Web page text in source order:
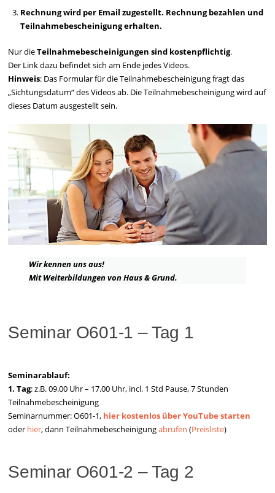
Rechnung wird per Email zugestellt. Rechnung bezahlen und
Teilnahmebescheinigung erhalten.
Nur dieTeilnahmebescheinigungen sind kostenpflichtig.
Der Link dazu befindet sich am Ende jedes Videos.
Hinweis: Das Formular für die Teilnahmebescheinigung fragt das
„Sichtungsdatum“ des Videos ab. Die Teilnahmebescheinigung wird auf
dieses Datum ausgestellt sein.
Wir kennen uns aus!
Mit Weiterbildungen von Haus & Grund.
Seminar O601-1 – Tag 1
Seminarablauf:
1. Tag: z.B. 09.00 Uhr – 17.00 Uhr, incl. 1 Std Pause, 7 Stunden
Teilnahmebescheinigung
Seminarnummer: O601-1, hier kostenlos über YouTube starten
oder hier, dann Teilnahmebescheinigungabrufen (Preisliste)
Seminar O601-2 – Tag 2